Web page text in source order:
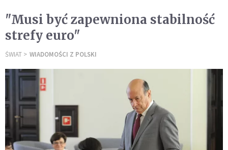
"Musi być zapewniona stabilność
strefy euro"
ŚWIAT WIADOMOŚCI Z POLSKI